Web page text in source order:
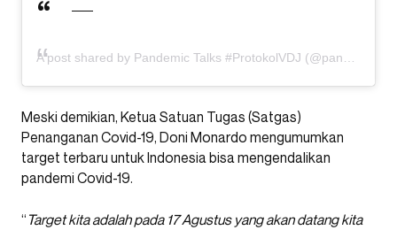
A post shared by Pandemic Talks #ProtokolVDJ (@pandemictalks)
Meski demikian, Ketua Satuan Tugas (Satgas)
Penanganan Covid-19, Doni Monardo mengumumkan
target terbaru untuk Indonesia bisa mengendalikan
pandemi Covid-19.
“ Target kita adalah pada 17 Agustus yang akan datang kita